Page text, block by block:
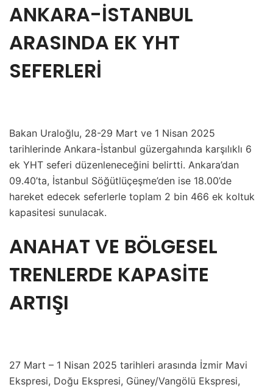
ANKARA-İSTANBUL
ARASINDA EK YHT
SEFERLERİ
Bakan Uraloğlu, 28-29 Mart ve 1 Nisan 2025
tarihlerinde Ankara-İstanbul güzergahında karşılıklı 6
ek YHT seferi düzenleneceğini belirtti. Ankara’dan
09.40’ta, İstanbul Söğütlüçeşme’den ise 18.00’de
hareket edecek seferlerle toplam 2 bin 466 ek koltuk
kapasitesi sunulacak.
ANAHAT VE BÖLGESEL
TRENLERDE KAPASİTE
ARTIŞI
27 Mart – 1 Nisan 2025 tarihleri arasında İzmir Mavi
Ekspresi, Doğu Ekspresi, Güney/Vangölü Ekspresi,